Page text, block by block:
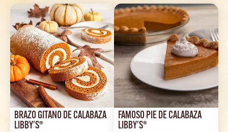
BRAZO GITANO DE CALABAZA
LIBBY'S®
FAMOSO PIE DE CALABAZA
LIBBY'S®